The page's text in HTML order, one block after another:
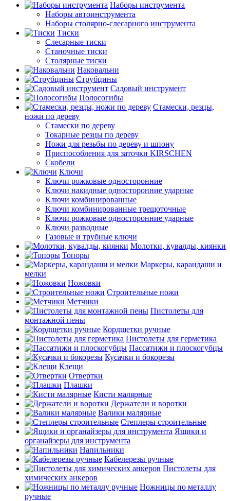
Наборы инструмента
Наборы автоинструмента
Наборы столярно-слесарного инструмента
Тиски
Слесарные тиски
Станочные тиски
Столярные тиски
Наковальни
Струбцины
Садовый инструмент
Полосогибы
Стамески, резцы,
ножи по дереву
Стамески по дереву
Токарные резцы по дереву
Ножи для резьбы по дереву и шпону
Приспособления для заточки KIRSCHEN
Скобели
Ключи
Ключи рожковые односторонние
Ключи накидные односторонние ударные
Ключи комбинированные
Ключи комбинированные трещоточные
Ключи рожковые односторонние ударные
Ключи разводные
Газовые и трубные ключи
Молотки, кувалды, киянки
Топоры
Маркеры, карандаши и
мелки
Ножовки
Строительные ножи
Метчики
Пистолеты для
монтажной пены
Кордщетки ручные
Пистолеты для герметика
Пассатижи и плоскогубцы
Кусачки и бокорезы
Клещи
Отвертки
Плашки
Кисти малярные
Держатели и воротки
Валики малярные
Степлеры строительные
Ящики и
органайзеры для инструмента
Напильники
Кабелерезы ручные
Пистолеты для
химических анкеров
Ножницы по металлу
ручные